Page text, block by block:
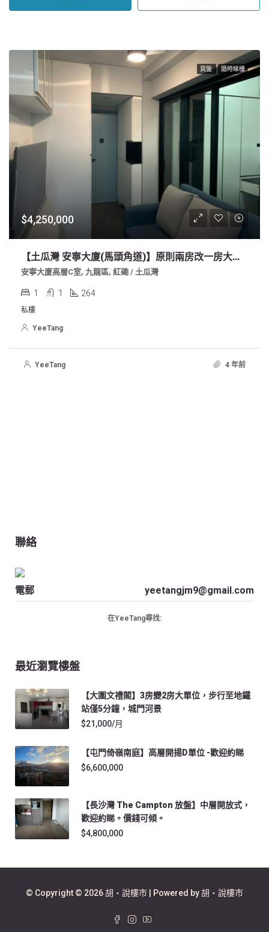
買盤 隨時睇樓
$4,250,000
【土瓜灣 安寧大廈(馬頭角道)】原則兩房改一房大客廳 靚裝
安寧大廈高層C室, 九龍區, 紅磡 / 土瓜灣
1 1 264
私樓
YeeTang
YeeTang 4 年前
聯絡
電郵 yeetangjm9@gmail.com
在YeeTang尋找:
最近瀏覽樓盤
【大圍文禮閣】3房變2房大單位，步行至地鐵
站僅5分鐘，城門河景
$21,000/月
【屯門倚嶺南庭】高層開揚D單位 -歡迎約睇
$6,600,000
【長沙灣 The Campton 放盤】中層開放式，
歡迎約睇。價錢可傾。
$4,800,000
© Copyright © 2026 胡‧說樓市 | Powered by 胡‧說樓市